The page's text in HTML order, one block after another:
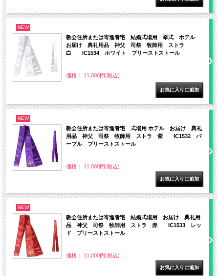
NEW
教会住所または寄進者宅 結婚式場用 挙式 ホテル
お届け 典礼用品 神父 司祭 牧師用 ストラ
白 IC1534 ホワイト プリーストストール
価格： 11,000円(税込)
NEW
教会住所または寄進者宅 式場用 ホテル お届け 典礼
用品 神父 司祭 牧師用 ストラ 紫 IC1532 パ
ープル プリーストストール
価格： 11,000円(税込)
NEW
教会住所または寄進者宅 結婚式場用 お届け 典礼用
品 神父 司祭 牧師用 ストラ 赤 IC1533 レッ
ド プリーストストール
価格： 11,000円(税込)